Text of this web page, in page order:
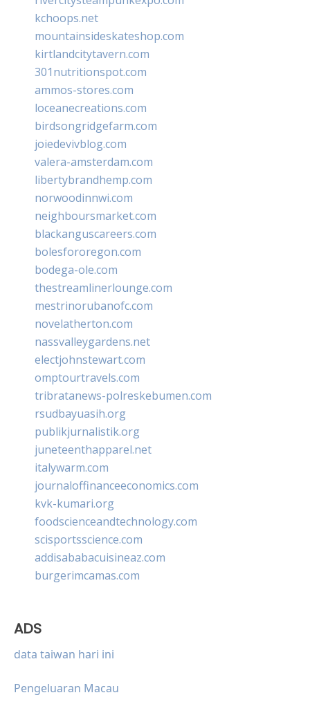
kchoops.net
mountainsideskateshop.com
kirtlandcitytavern.com
301nutritionspot.com
ammos-stores.com
loceanecreations.com
birdsongridgefarm.com
joiedevivblog.com
valera-amsterdam.com
libertybrandhemp.com
norwoodinnwi.com
neighboursmarket.com
blackanguscareers.com
bolesfororegon.com
bodega-ole.com
thestreamlinerlounge.com
mestrinorubanofc.com
novelatherton.com
nassvalleygardens.net
electjohnstewart.com
omptourtravels.com
tribratanews-polreskebumen.com
rsudbayuasih.org
publikjurnalistik.org
juneteenthapparel.net
italywarm.com
journaloffinanceeconomics.com
kvk-kumari.org
foodscienceandtechnology.com
scisportsscience.com
addisababacuisineaz.com
burgerimcamas.com
ADS
data taiwan hari ini
Pengeluaran Macau